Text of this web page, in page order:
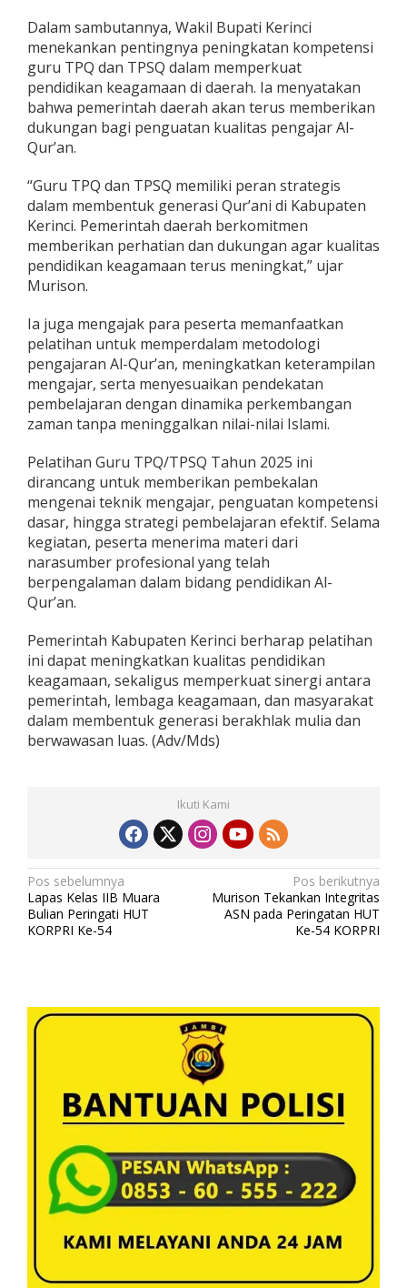
s
a
n
G
u
r
u
u
t
i
P
e
n
t
a
n
M
t
o
o
l
g
i
Dalam sambutannya, Wakil Bupati Kerinci
menekankan pentingnya peningkatan kompetensi
guru TPQ dan TPSQ dalam memperkuat
pendidikan keagamaan di daerah. Ia menyatakan
bahwa pemerintah daerah akan terus memberikan
dukungan bagi penguatan kualitas pengajar Al-
Qur’an.
“Guru TPQ dan TPSQ memiliki peran strategis
dalam membentuk generasi Qur’ani di Kabupaten
Kerinci. Pemerintah daerah berkomitmen
memberikan perhatian dan dukungan agar kualitas
pendidikan keagamaan terus meningkat,” ujar
Murison.
Ia juga mengajak para peserta memanfaatkan
pelatihan untuk memperdalam metodologi
pengajaran Al-Qur’an, meningkatkan keterampilan
mengajar, serta menyesuaikan pendekatan
pembelajaran dengan dinamika perkembangan
zaman tanpa meninggalkan nilai-nilai Islami.
Pelatihan Guru TPQ/TPSQ Tahun 2025 ini
dirancang untuk memberikan pembekalan
mengenai teknik mengajar, penguatan kompetensi
dasar, hingga strategi pembelajaran efektif. Selama
kegiatan, peserta menerima materi dari
narasumber profesional yang telah
berpengalaman dalam bidang pendidikan Al-
Qur’an.
Pemerintah Kabupaten Kerinci berharap pelatihan
ini dapat meningkatkan kualitas pendidikan
keagamaan, sekaligus memperkuat sinergi antara
pemerintah, lembaga keagamaan, dan masyarakat
dalam membentuk generasi berakhlak mulia dan
berwawasan luas. (Adv/Mds)
Ikuti Kami
N
a
v
a
s
Pos sebelumnya
Lapas Kelas IIB Muara
Bulian Peringati HUT
KORPRI Ke-54
Pos berikutnya
Murison Tekankan Integritas
ASN pada Peringatan HUT
Ke-54 KORPRI